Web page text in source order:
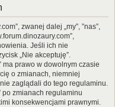
zwanej dalej „my”, ”nas”,
Jeśli ich nie
„Nie akceptuję”.
ma prawo w dowolnym czasie
o zmianach, niemniej
zaglądali do tego regulaminu.
po zmianach regulaminu
konsekwencjami prawnymi.